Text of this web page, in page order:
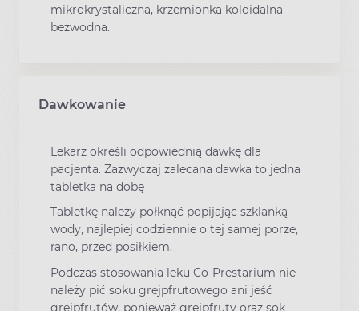
mikrokrystaliczna, krzemionka koloidalna
bezwodna.
Dawkowanie
Lekarz określi odpowiednią dawkę dla
pacjenta. Zazwyczaj zalecana dawka to jedna
tabletka na dobę
Tabletkę należy połknąć popijając szklanką
wody, najlepiej codziennie o tej samej porze,
rano, przed posiłkiem.
Podczas stosowania leku Co-Prestarium nie
należy pić soku grejpfrutowego ani jeść
grejpfrutów, ponieważ grejpfruty oraz sok